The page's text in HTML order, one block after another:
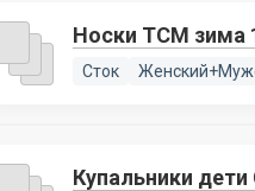
Носки TCM зима
Сток
Купальники